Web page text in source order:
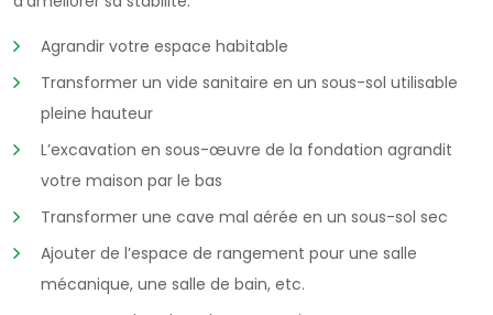
Agrandir votre espace habitable
Transformer un vide sanitaire en un sous-sol utilisable
pleine hauteur
L’excavation en sous-œuvre de la fondation agrandit
votre maison par le bas
Transformer une cave mal aérée en un sous-sol sec
Ajouter de l’espace de rangement pour une salle
mécanique, une salle de bain, etc.